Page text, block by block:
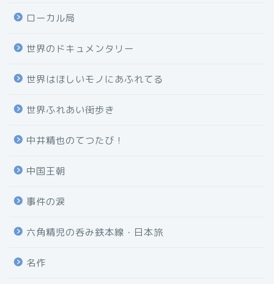
ローカル局
世界のドキュメンタリー
世界はほしいモノにあふれてる
世界ふれあい街歩き
中井精也のてつたび！
中国王朝
事件の涙
六角精児の呑み鉄本線・日本旅
名作